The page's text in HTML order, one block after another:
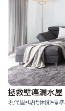
拯救壁癌漏水
現代風 現代休閒 標